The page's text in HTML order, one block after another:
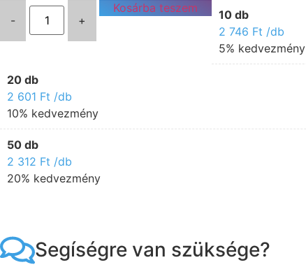
- +
Kosárba teszem
10 db
2 746 Ft /db
5% kedvezmény
20 db
2 601 Ft /db
10% kedvezmény
50 db
2 312 Ft /db
20% kedvezmény
Segíségre van szüksége?